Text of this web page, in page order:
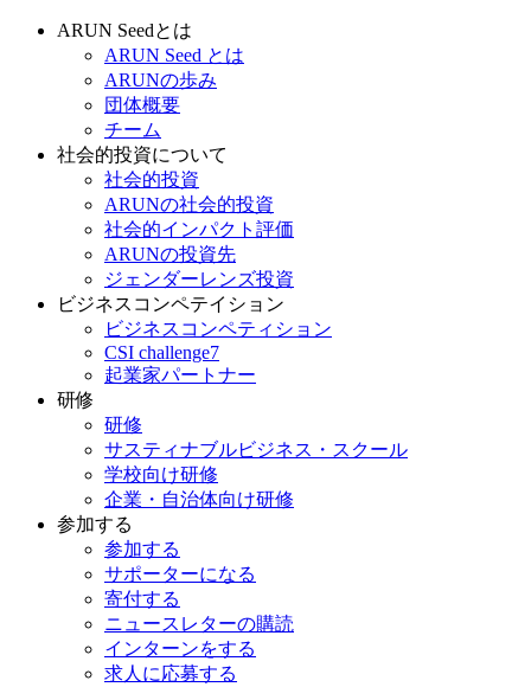
ARUN Seedとは
ARUN Seed とは
ARUNの歩み
団体概要
チーム
社会的投資について
社会的投資
ARUNの社会的投資
社会的インパクト評価
ARUNの投資先
ジェンダーレンズ投資
ビジネスコンペテイション
ビジネスコンペティション
CSI challenge7
起業家パートナー
研修
研修
サスティナブルビジネス・スクール
学校向け研修
企業・自治体向け研修
参加する
参加する
サポーターになる
寄付する
ニュースレターの購読
インターンをする
求人に応募する